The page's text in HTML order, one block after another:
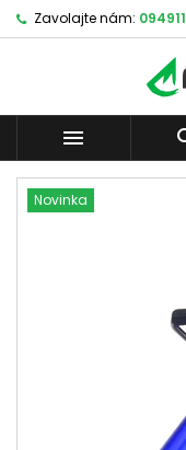
Zavolajte nám:

Novinka